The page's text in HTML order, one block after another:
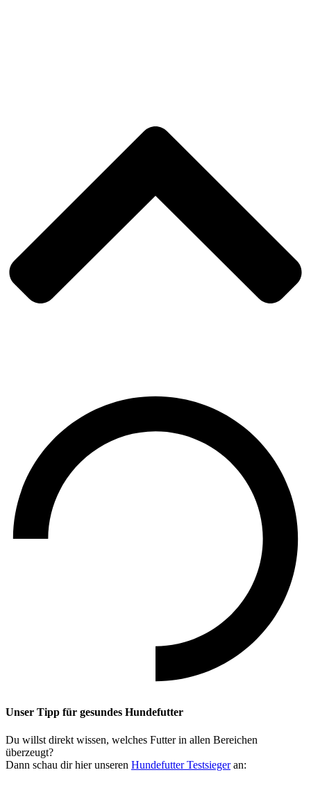
Unser Tipp für gesundes Hundefutter
Du willst direkt wissen, welches Futter in allen Bereichen
überzeugt?
Dann schau dir hier unseren Hundefutter Testsiegeran: